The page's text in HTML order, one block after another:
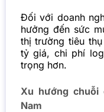
Đối với doanh
hưởng đến sức
thị trường tiêu
tỷ giá, chi phí
trọng hơn.
Xu hướng
Nam